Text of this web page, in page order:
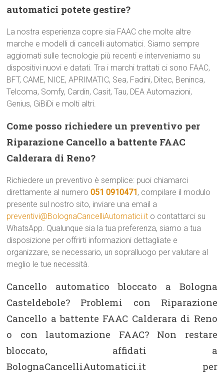
automatici potete gestire?
La nostra esperienza copre sia FAAC che molte altre
marche e modelli di cancelli automatici. Siamo sempre
aggiornati sulle tecnologie più recenti e interveniamo su
dispositivi nuovi e datati. Tra i marchi trattati ci sono FAAC,
BFT, CAME, NICE, APRIMATIC, Sea, Fadini, Ditec, Beninca,
Telcoma, Somfy, Cardin, Casit, Tau, DEA Automazioni,
Genius, GiBiDi e molti altri.
Come posso richiedere un preventivo per
Riparazione Cancello a battente FAAC
Calderara di Reno?
Richiedere un preventivo è semplice: puoi chiamarci
direttamente al numero051 0910471, compilare il modulo
presente sul nostro sito, inviare una email a
preventivi@BolognaCancelliAutomatici.it o contattarci su
WhatsApp. Qualunque sia la tua preferenza, siamo a tua
disposizione per offrirti informazioni dettagliate e
organizzare, se necessario, un sopralluogo per valutare al
meglio le tue necessità.
Cancello automatico bloccato a Bologna
Casteldebole? Problemi con Riparazione
Cancello a battente FAAC Calderara di Reno
o con lautomazione FAAC? Non restare
bloccato, affidati a
BolognaCancelliAutomatici.it per